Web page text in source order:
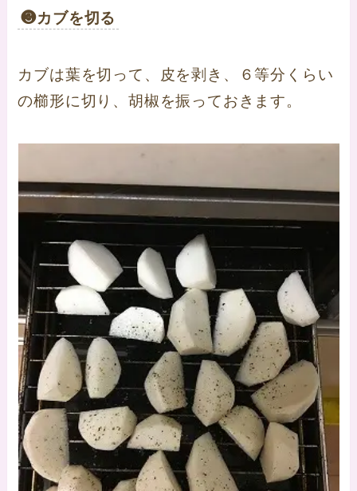
❸カブを切る
カブは葉を切って、皮を剥き、６等分くらい
の櫛形に切り、胡椒を振っておきます。